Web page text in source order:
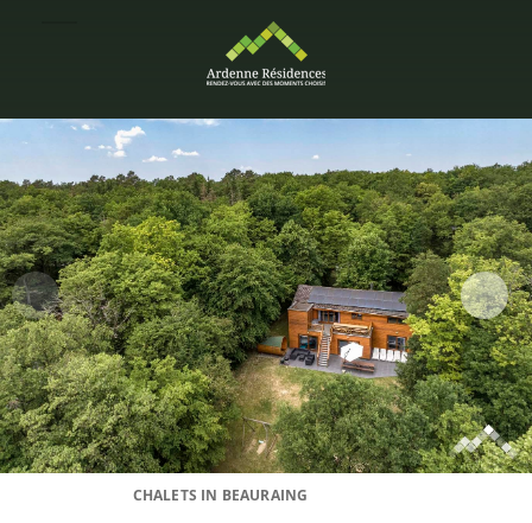
CHALETS IN BEAURAING